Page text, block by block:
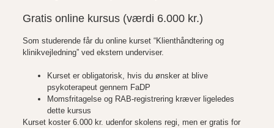
Gratis online kursus (værdi 6.000 kr.)
Som studerende får du online kurset “Klienthåndtering og
klinikvejledning” ved ekstern underviser.
Kurset er obligatorisk, hvis du ønsker at blive
psykoterapeut gennem FaDP
Momsfritagelse og RAB-registrering kræver ligeledes
dette kursus
Kurset koster 6.000 kr. udenfor skolens regi, men er gratis for